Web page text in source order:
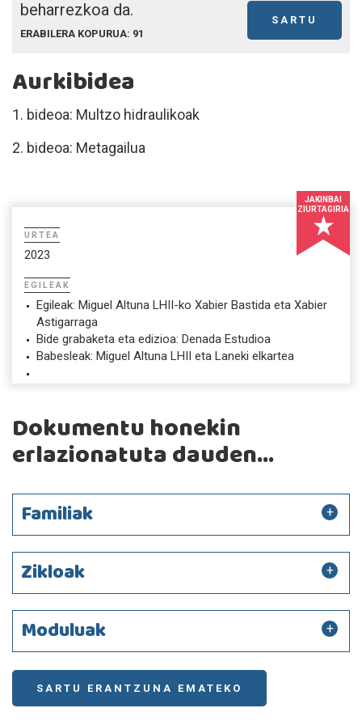
beharrezkoa da.
SARTU
ERABILERA KOPURUA: 91
Aurkibidea
1. bideoa: Multzo hidraulikoak
2. bideoa: Metagailua
JAKINBAI
ZIURTAGIRIA
URTEA
2023
EGILEAK
Egileak: Miguel Altuna LHII-ko Xabier Bastida eta Xabier
Astigarraga
Bide grabaketa eta edizioa: Denada Estudioa
Babesleak: Miguel Altuna LHII eta Laneki elkartea
Dokumentu honekin
erlazionatuta dauden...
Familiak
Zikloak
Moduluak
SARTU ERANTZUNA EMATEKO